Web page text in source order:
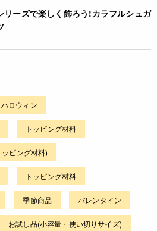
リーズで楽しく飾ろう!カラフルシュガ
ハロウィン
トッピング材料
ピング材料)
トッピング材料
季節商品 バレンタイン
お試し品(小容量・使い切りサイズ)